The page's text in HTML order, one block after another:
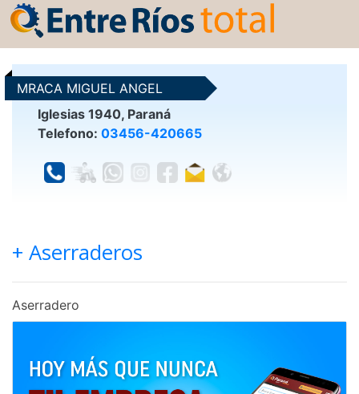
MRACA MIGUEL ANGEL
Iglesias 1940, Paraná
Telefono: 03456-420665
+ Aserraderos
Aserradero